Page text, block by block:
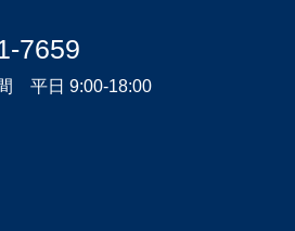
7659
平日 9:00-18:00